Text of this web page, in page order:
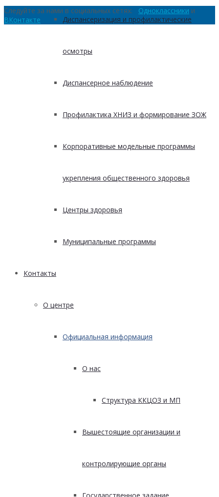
Диспансеризация и профилактические
осмотры
Диспансерное наблюдение
Профилактика ХНИЗ и формирование ЗОЖ
Корпоративные модельные программы
укрепления общественного здоровья
Центры здоровья
Муниципальные программы
Контакты
О центре
Официальная информация
О нас
Структура ККЦОЗ и МП
Вышестоящие организации и
контролирующие органы
Следуйте за нами в социальных сетях: Одноклассники и
ВКонтакте